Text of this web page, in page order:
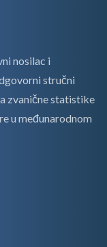
nosilac i
stručni
zvanične statistike
u međunarodnom